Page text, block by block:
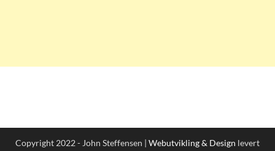
Copyright 2022 - John Steffensen | Webutvikling & Design levert